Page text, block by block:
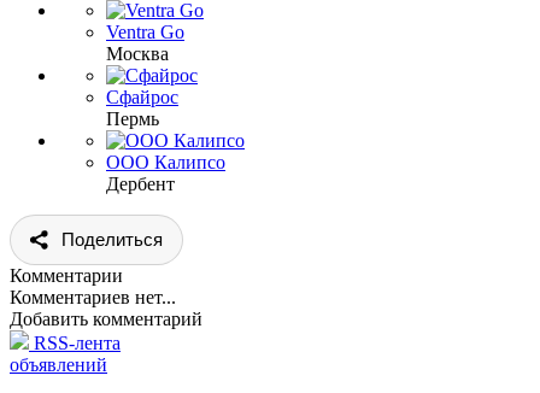
Ventra Go
Москва
Сфайрос
Пермь
ООО Калипсо
Дербент
Поделиться
Комментарии
Комментариев нет...
Добавить комментарий
RSS-лента
объявлений